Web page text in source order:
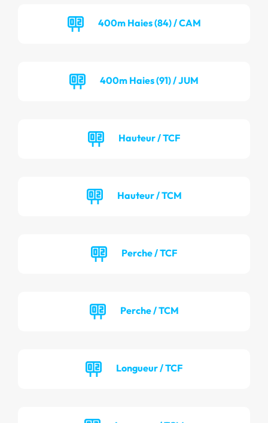
400m Haies (84) / CAM
400m Haies (91) / JUM
Hauteur / TCF
Hauteur / TCM
Perche / TCF
Perche / TCM
Longueur / TCF